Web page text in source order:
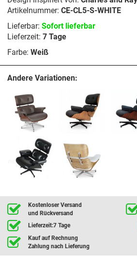
Artikelnummer: CE-CL5-S-WHITE
Lieferbar: Sofort lieferbar
Lieferzeit: 7 Tage
Farbe: Weiß
Andere Variationen:
Kostenloser Versand
und Rückversand
Lieferzeit:7 Tage
Kauf auf Rechnung
Zahlung nach Lieferung